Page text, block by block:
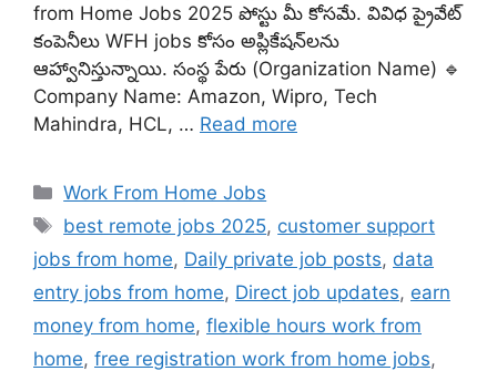
from Home Jobs 2025 పోస్టు మీ కోసమే. వివిధ ప్రైవేట్
కంపెనీలు WFH jobs కోసం అప్లికేషన్‌లను
ఆహ్వానిస్తున్నాయి. సంస్థ పేరు (Organization Name) 🔹
Company Name: Amazon, Wipro, Tech
Mahindra, HCL, … Read more
Categories
Work From Home Jobs
Tags
best remote jobs 2025, customer support
jobs from home, Daily private job posts, data
entry jobs from home, Direct job updates, earn
money from home, flexible hours work from
home, free registration work from home jobs,